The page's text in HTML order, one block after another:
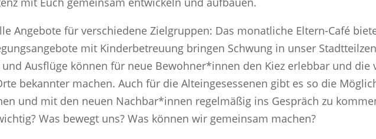
Angebote für verschiedene Zielgruppen: Das monatliche Eltern-Café
mit Kinderbetreuung bringen Schwung in unser
Ausflüge können für neue Bewohner*innen den Kiez erlebbar und die
bekannter machen. Auch für die Alteingesessenen gibt es so die
und mit den neuen Nachbar*innen regelmäßig ins Gespräch zu
Was bewegt uns? Was können wir gemeinsam machen?